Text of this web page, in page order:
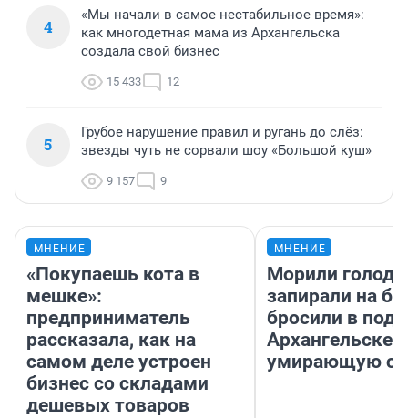
4
«Мы начали в самое нестабильное время»:
как многодетная мама из Архангельска
создала свой бизнес
15 433 12
5
Грубое нарушение правил и ругань до слёз:
звезды чуть не сорвали шоу «Большой куш»
9 157 9
МНЕНИЕ
«Покупаешь кота в
мешке»:
предприниматель
рассказала, как на
самом деле устроен
бизнес со складами
дешевых товаров
МНЕНИЕ
Морили
запирали на
бросили в
Архангельске
умирающую